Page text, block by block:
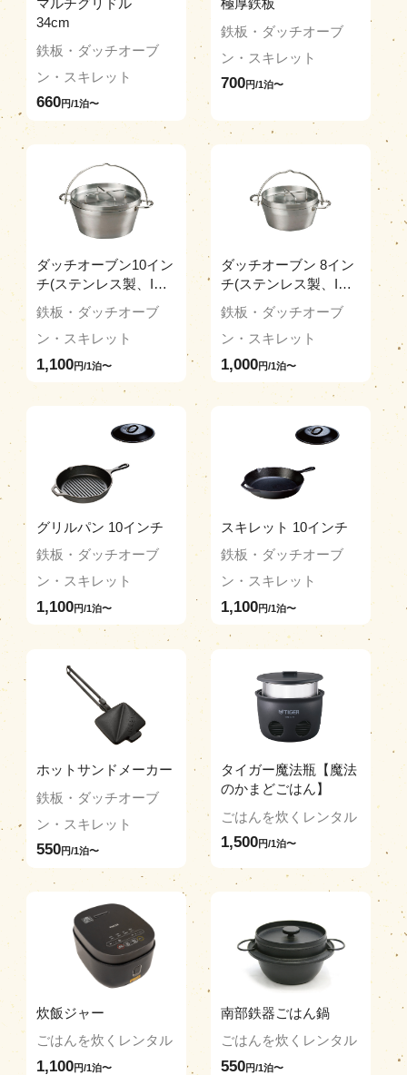
マルチグリドル
34cm
鉄板・ダッチオーブ
ン・スキレット
660円/1泊〜
極厚鉄板
鉄板・ダッチオーブ
ン・スキレット
700円/1泊〜
ダッチオーブン10イン
チ(ステンレス製、IH
可)
鉄板・ダッチオーブ
ン・スキレット
1,100円/1泊〜
ダッチオーブン 8イン
チ(ステンレス製、IH
可)
鉄板・ダッチオーブ
ン・スキレット
1,000円/1泊〜
グリルパン 10インチ
鉄板・ダッチオーブ
ン・スキレット
1,100円/1泊〜
スキレット 10インチ
鉄板・ダッチオーブ
ン・スキレット
1,100円/1泊〜
ホットサンドメーカー
鉄板・ダッチオーブ
ン・スキレット
550円/1泊〜
タイガー魔法瓶【魔法
のかまどごはん】
ごはんを炊くレンタル
1,500円/1泊〜
炊飯ジャー
ごはんを炊くレンタル
1,100円/1泊〜
南部鉄器ごはん鍋
ごはんを炊くレンタル
550円/1泊〜